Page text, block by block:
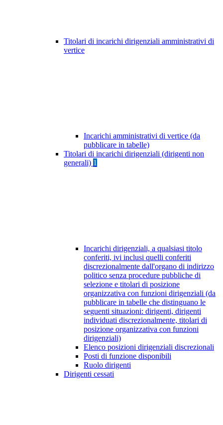
Titolari di incarichi dirigenziali amministrativi di
vertice
Incarichi amministrativi di vertice (da
pubblicare in tabelle)
Titolari di incarichi dirigenziali (dirigenti non
generali) 1
Incarichi dirigenziali, a qualsiasi titolo
conferiti, ivi inclusi quelli conferiti
discrezionalmente dall'organo di indirizzo
politico senza procedure pubbliche di
selezione e titolari di posizione
organizzativa con funzioni dirigenziali (da
pubblicare in tabelle che distinguano le
seguenti situazioni: dirigenti, dirigenti
individuati discrezionalmente, titolari di
posizione organizzativa con funzioni
dirigenziali)
Elenco posizioni dirigenziali discrezionali
Posti di funzione disponibili
Ruolo dirigenti
Dirigenti cessati